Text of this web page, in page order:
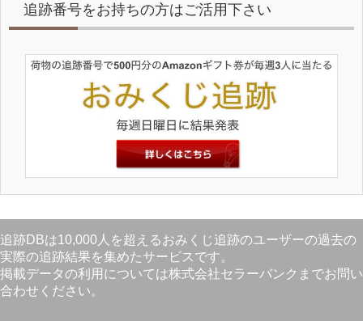
追跡番号をお持ちの方はご活用下さい
追跡DBは10,000人を超えるおみくじ追跡のユーザーの過去の
実際の追跡結果を集めたサービスです。
掲載データの利用については株式会社セラーバンクまでお問い
合わせください。